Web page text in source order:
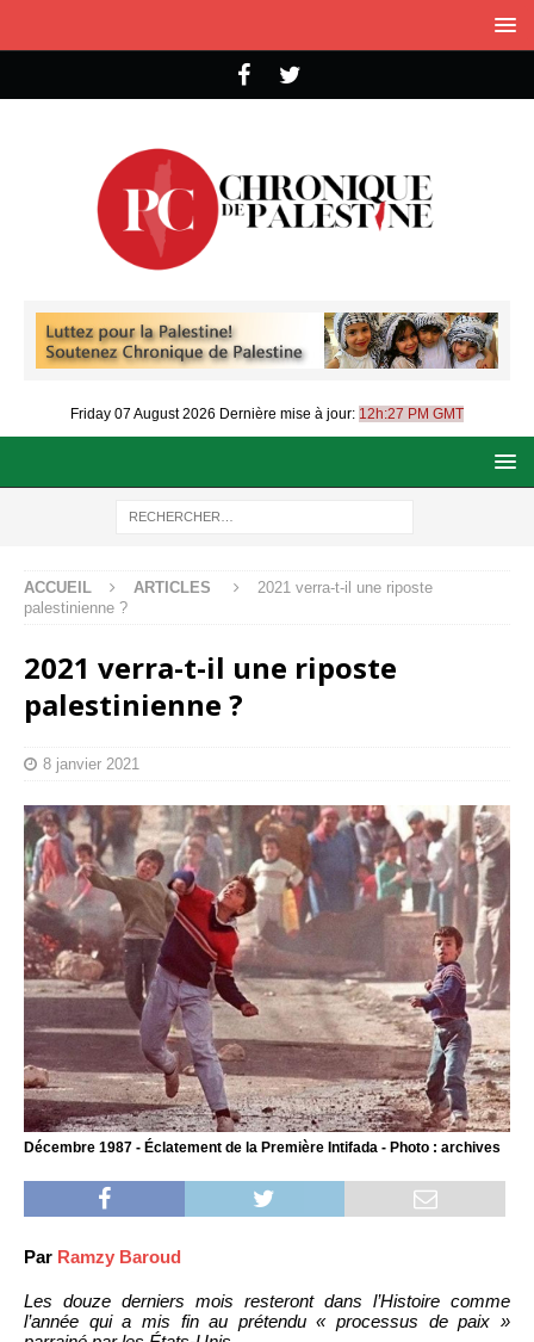
Friday 07 August 2026 Dernière mise à jour: 12h:27 PM GMT
ACCUEIL ARTICLES
2021 verra-t-il une riposte
palestinienne ?
2021 verra-t-il une riposte
palestinienne ?
8 janvier 2021
Décembre 1987 - Éclatement de la Première Intifada - Photo : archives
Par Ramzy Baroud
Les douze derniers mois resteront dans l’Histoire comme
l’année qui a mis fin au prétendu « processus de paix »